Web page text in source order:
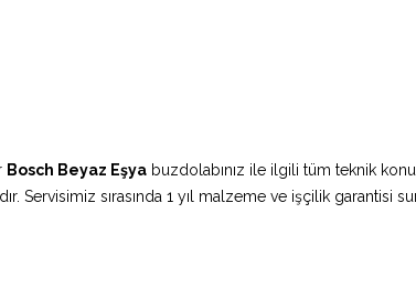
Bosch Beyaz Eşya buzdolabınız ile ilgili tüm teknik
Servisimiz sırasında 1 yıl malzeme ve işçilik garantisi